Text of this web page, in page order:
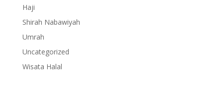
Haji
Shirah Nabawiyah
Umrah
Uncategorized
Wisata Halal